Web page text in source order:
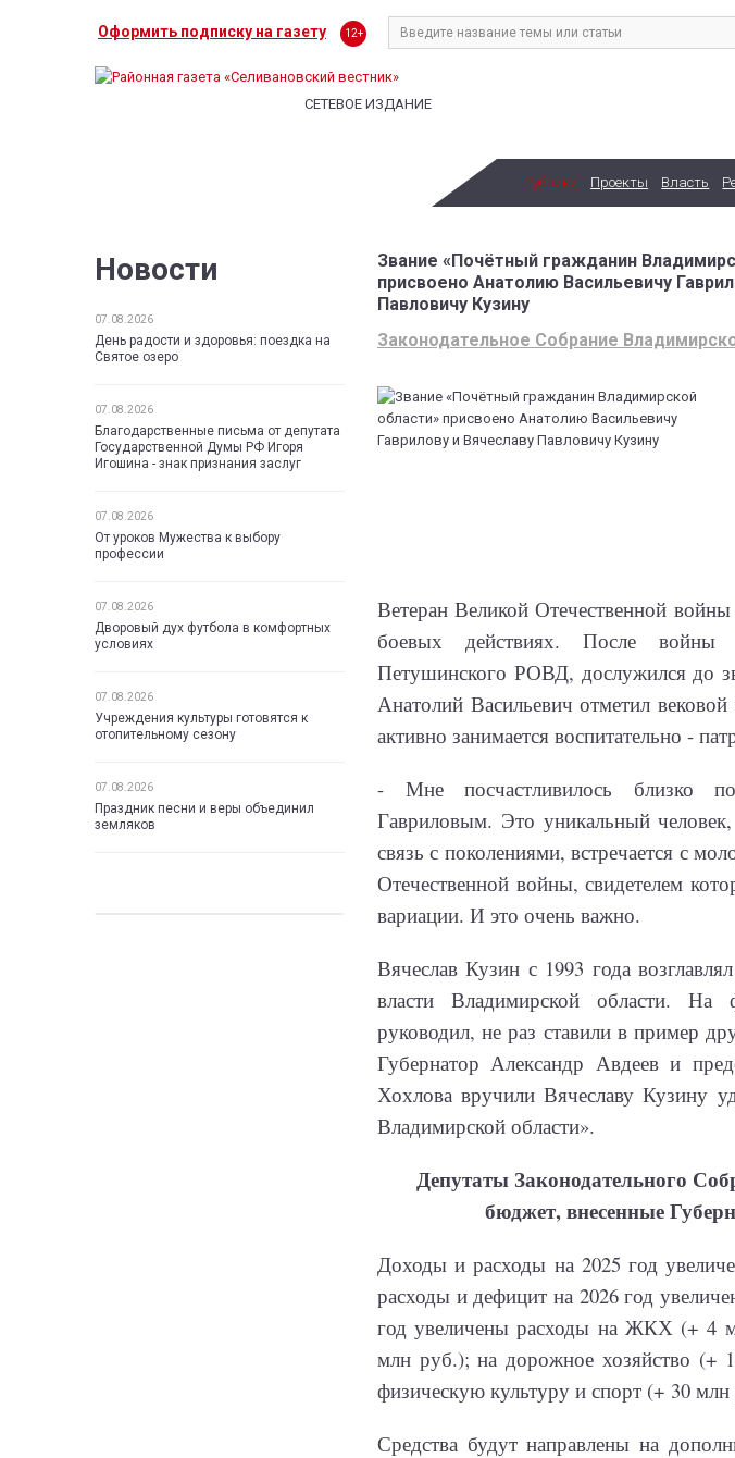
Оформить подписку на газету 12+
СЕТЕВОЕ ИЗДАНИЕ
Рубрики Проекты Власть
Новости
07.08.2026
День радости и здоровья: поездка на
Святое озеро
07.08.2026
Благодарственные письма от депутата
Государственной Думы РФ Игоря
Игошина - знак признания заслуг
07.08.2026
От уроков Мужества к выбору
профессии
07.08.2026
Дворовый дух футбола в комфортных
условиях
07.08.2026
Учреждения культуры готовятся к
отопительному сезону
07.08.2026
Праздник песни и веры объединил
земляков
Звание «Почётный гражданин
присвоено Анатолию Васильевичу
Павловичу Кузину
Законодательное Собрание
Ветеран Великой Отечественной
боевых действиях. После войны
Петушинского РОВД, дослужился до
Анатолий Васильевич отметил
активно занимается воспитательно -
- Мне посчастливилось близко
Гавриловым. Это уникальный
связь с поколениями, встречается с
Отечественной войны, свидетелем
вариации. И это очень важно.
Вячеслав Кузин с 1993 года
власти Владимирской области.
руководил, не раз ставили в пример
Губернатор Александр Авдеев и
Хохлова вручили Вячеславу Кузину
Владимирской области».
Депутаты Законодательного
бюджет, внесенные
Доходы и расходы на 2025 год
расходы и дефицит на 2026 год
год увеличены расходы на ЖКХ (+ 4
млн руб.); на дорожное хозяйство
физическую культуру и спорт (+ 30
Средства будут направлены на